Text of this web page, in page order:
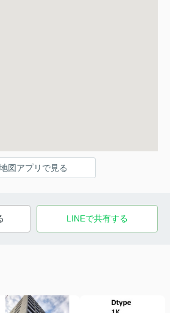
地図アプリで見る
LINEで共有する